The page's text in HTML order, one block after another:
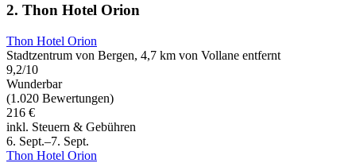
2. Thon Hotel Orion
Thon Hotel Orion
Stadtzentrum von Bergen, 4,7 km von Vollane entfernt
9,2/10
Wunderbar
(1.020 Bewertungen)
216 €
inkl. Steuern & Gebühren
6. Sept.–7. Sept.
Thon Hotel Orion